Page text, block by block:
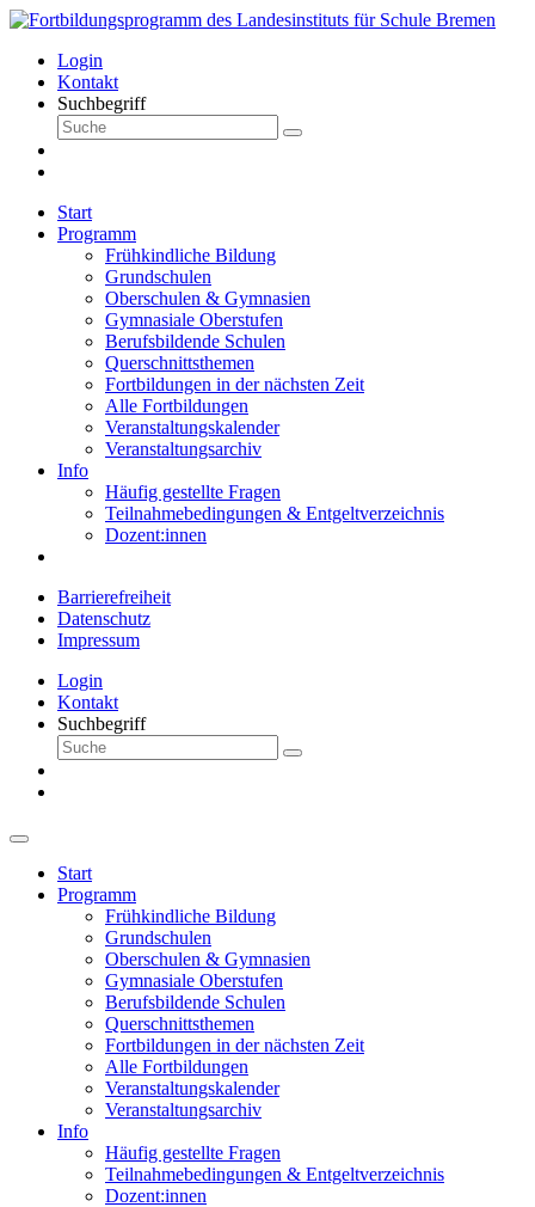
Login
Kontakt
Suchbegriff
Start
Programm
Frühkindliche Bildung
Grundschulen
Oberschulen & Gymnasien
Gymnasiale Oberstufen
Berufsbildende Schulen
Querschnittsthemen
Fortbildungen in der nächsten Zeit
Alle Fortbildungen
Veranstaltungskalender
Veranstaltungsarchiv
Info
Häufig gestellte Fragen
Teilnahmebedingungen & Entgeltverzeichnis
Dozent:innen
Barrierefreiheit
Datenschutz
Impressum
Login
Kontakt
Suchbegriff
Start
Programm
Frühkindliche Bildung
Grundschulen
Oberschulen & Gymnasien
Gymnasiale Oberstufen
Berufsbildende Schulen
Querschnittsthemen
Fortbildungen in der nächsten Zeit
Alle Fortbildungen
Veranstaltungskalender
Veranstaltungsarchiv
Info
Häufig gestellte Fragen
Teilnahmebedingungen & Entgeltverzeichnis
Dozent:innen